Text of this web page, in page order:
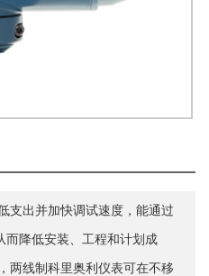
支出并加快调试速度，能通过
而降低安装、工程和计划成
两线制科里奥利仪表可在不移